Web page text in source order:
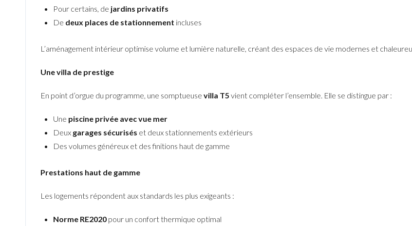
Pour certains, de jardins privatifs
De deux places de stationnement incluses
L’aménagement intérieur optimise volume et lumière naturelle, créant des espaces de vie modernes et
Une villa de prestige
En point d’orgue du programme, une somptueuse villa T5 vient compléter l’ensemble. Elle se distingue par :
Une piscine privée avec vue mer
Deux garages sécurisés et deux stationnements extérieurs
Des volumes généreux et des finitions haut de gamme
Prestations haut de gamme
Les logements répondent aux standards les plus exigeants :
Norme RE2020pour un confort thermique optimal